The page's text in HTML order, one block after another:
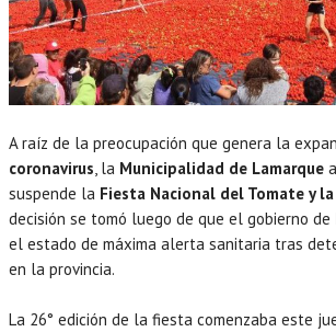
A raíz de la preocupación que genera la
coronavirus, la Municipalidad de Lamarque
suspende la Fiesta Nacional del Tomate y
decisión se tomó luego de que el gobierno de
el estado de máxima alerta sanitaria tras
en la provincia.
La 26° edición de la fiesta comenzaba este